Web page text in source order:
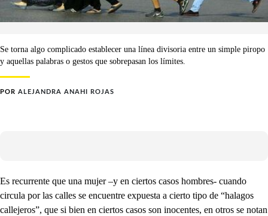
Se torna algo complicado establecer una línea divisoria entre un simple piropo
y aquellas palabras o gestos que sobrepasan los límites.
POR ALEJANDRA ANAHI ROJAS
Es recurrente que una mujer –y en ciertos casos hombres- cuando
circula por las calles se encuentre expuesta a cierto tipo de “halagos
callejeros”, que si bien en ciertos casos son inocentes, en otros se notan